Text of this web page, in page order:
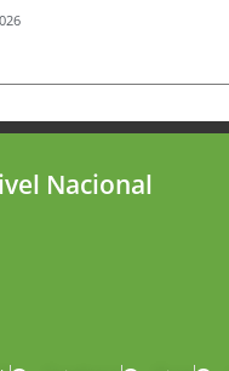
Nacional